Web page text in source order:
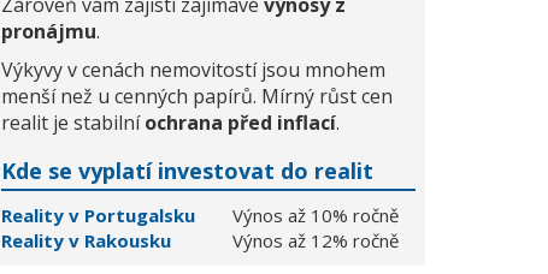
pronájmu.
Výkyvy v cenách nemovitostí jsou mnohem
menší než u cenných papírů. Mírný růst cen
realit je stabilníochrana před inflací.
Kde se vyplatí investovat do realit
Reality v Portugalsku
Výnos až 10% ročně
Reality v Rakousku
Výnos až 12% ročně